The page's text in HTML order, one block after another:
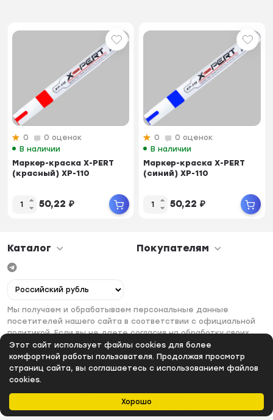
Хорошо
Этот сайт использует файлы cookies для более
комфортной работы пользователя. Продолжая просмотр
страниц сайта, вы соглашаетесь с использованием файлов
cookies.
Избранное
0
0 оценок
В наличии
Маркер-краска X-PERT
(красный) XP-110
50,22 ₽
0
0 оценок
В наличии
Маркер-краска X-PERT
(синий) XP-110
50,22 ₽
Каталог Покупателям
Мы получаем и обрабатываем персональные данные
посетителей нашего сайта в соответствии с официальной
политикой. Если вы не даете согласия на обработку своих
персональных данных, вам необходимо покинуть наш сайт.